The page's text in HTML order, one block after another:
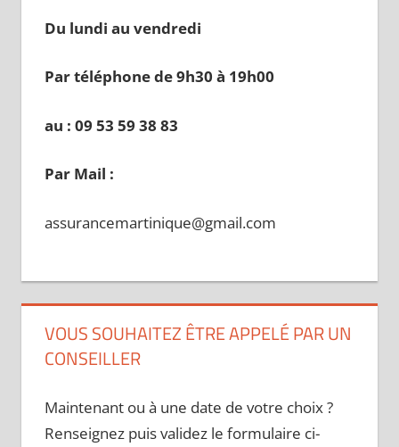
Du lundi au vendredi
Par téléphone de 9h30 à 19h00
au : 09 53 59 38 83
Par Mail :
assurancemartinique@gmail.com
VOUS SOUHAITEZ ÊTRE APPELÉ PAR UN
CONSEILLER
Maintenant ou à une date de votre choix ?
Renseignez puis validez le formulaire ci-